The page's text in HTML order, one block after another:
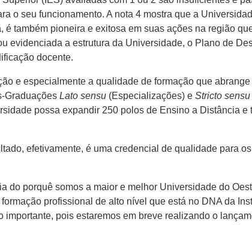
o seu funcionamento. A nota 4 mostra que a
também pioneira e exitosa em suas ações na região
evidenciada a estrutura da Universidade, o Plano de
docente.
e especialmente a qualidade de formação que
Graduações Lato sensu (Especializações) e Stricto sensu
possa expandir 250 polos de Ensino a Distância e
efetivamente, é uma credencial de qualidade para
porquê somos a maior e melhor Universidade do
profissional de alto nível que está no DNA da
pois estaremos em breve realizando o